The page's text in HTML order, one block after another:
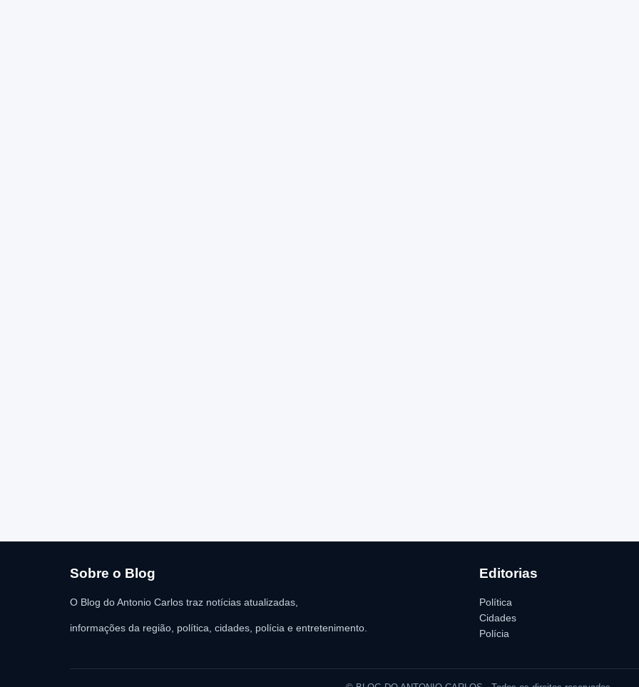
Sobre o Blog
O Blog do Antonio Carlos traz notícias atualizadas,
informações da região, política, cidades, polícia e entretenimento.
Editorias
Política
Cidades
Polícia